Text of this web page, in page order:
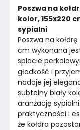
Kolor
Marka
Montaż
Poszwa na
kolor, 155x220
sypialni
Poszwa na
cm wykonana
splocie
gładkość i
nadaje jej
subtelny biały
aranżację
praktyczności i
że kołdra